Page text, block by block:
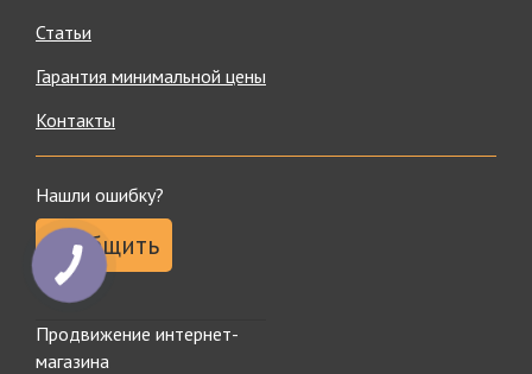
Статьи
Гарантия минимальной цены
Контакты
Нашли ошибку?
Сообщить
Продвижение интернет-
магазина